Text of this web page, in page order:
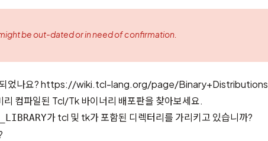
be out-dated or in need of confirmation.
었나요?https://wiki.tcl-lang.org/page/Binary+Distributions
리 컴파일된 Tcl/Tk 바이너리 배포판을 찾아보세요.
가 tcl 및 tk가 포함된 디렉터리를 가리키고 있습니까?